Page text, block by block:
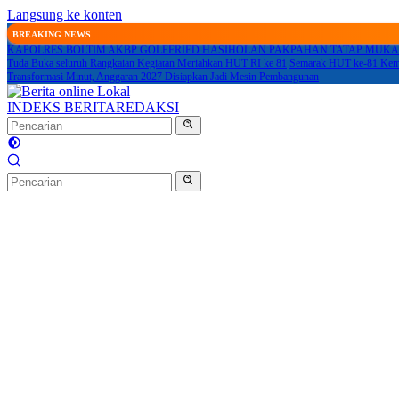
Langsung ke konten
BREAKING NEWS
KAPOLRES BOLTIM AKBP GOLFFRIED HASIHOLAN PAKPAHAN TATAP
Tuda Buka seluruh Rangkaian Kegiatan Meriahkan HUT RI ke 81 Semarak HUT ke-81
Transformasi Minut, Anggaran 2027 Disiapkan Jadi Mesin Pembangunan
INDEKS BERITAREDAKSI